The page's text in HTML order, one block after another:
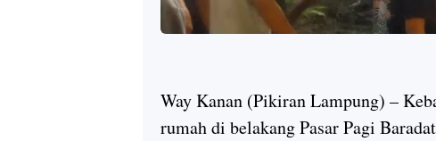
Way Kanan (Pikiran Lampung) –
rumah di belakang Pasar Pagi